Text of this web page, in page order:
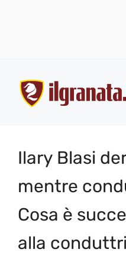
contenuto
Ilary Blasi
mentre
Cosa è
alla